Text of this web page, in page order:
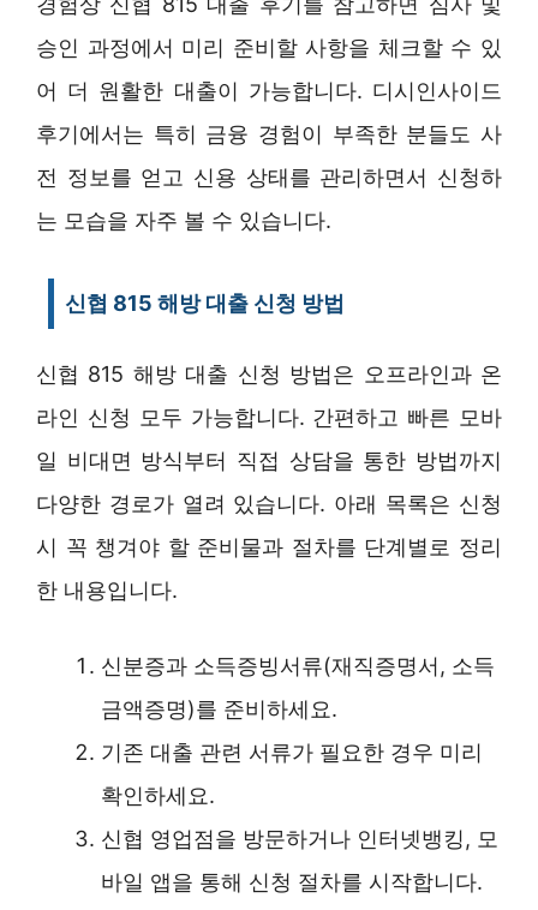
승인 과정에서 미리 준비할 사항을 체크할 수 있
어 더 원활한 대출이 가능합니다. 디시인사이드
후기에서는 특히 금융 경험이 부족한 분들도 사
전 정보를 얻고 신용 상태를 관리하면서 신청하
는 모습을 자주 볼 수 있습니다.
신협 815 해방 대출 신청 방법
신협 815 해방 대출 신청 방법은 오프라인과 온
라인 신청 모두 가능합니다. 간편하고 빠른 모바
일 비대면 방식부터 직접 상담을 통한 방법까지
다양한 경로가 열려 있습니다. 아래 목록은 신청
시 꼭 챙겨야 할 준비물과 절차를 단계별로 정리
한 내용입니다.
신분증과 소득증빙서류(재직증명서, 소득
금액증명)를 준비하세요.
기존 대출 관련 서류가 필요한 경우 미리
확인하세요.
신협 영업점을 방문하거나 인터넷뱅킹, 모
바일 앱을 통해 신청 절차를 시작합니다.